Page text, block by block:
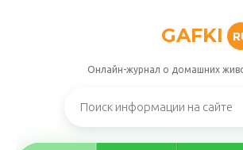
GAFKI
Онлайн-журнал о домашних